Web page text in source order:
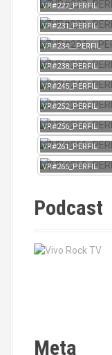
VR#227_PERFIL
VR#231_PERFIL
VR#234__PERFIL
VR#238_PERFIL
VR#245_PERFIL
VR#252_PERFIL
VR#256_PERFIL
VR#261_PERFIL
VR#265_PERFIL
Podcast
Meta